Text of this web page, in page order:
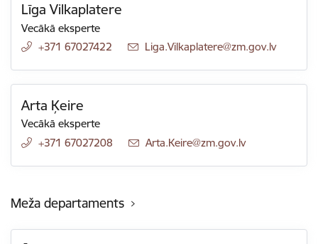
Līga Vilkaplatere
Vecākā eksperte
+371 67027422
E-pasts:
Liga.Vilkaplatere@zm.gov.lv
Arta Ķeire
Vecākā eksperte
+371 67027208
E-pasts:
Arta.Keire@zm.gov.lv
Meža departaments